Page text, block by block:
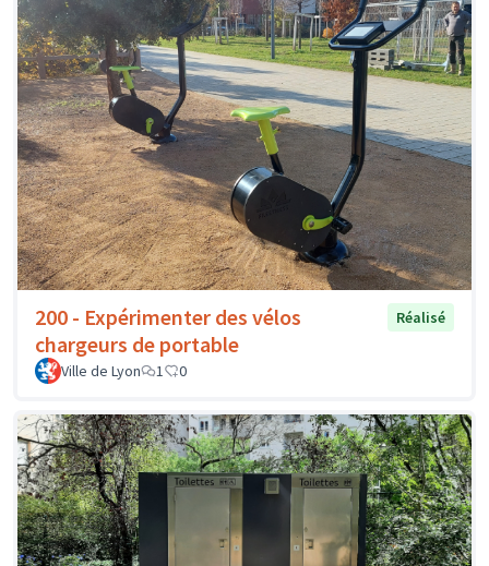
200 - Expérimenter des vélos
chargeurs de portable
Réalisé
Ville de Lyon 1 0